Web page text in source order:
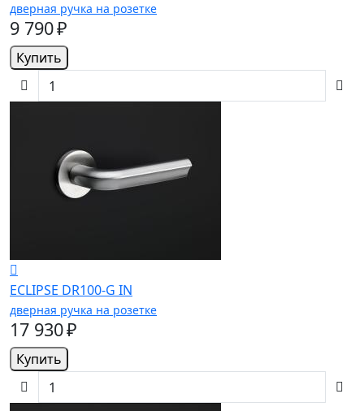
дверная ручка на розетке
9 790 ₽
Купить
ECLIPSE DR100-G IN
дверная ручка на розетке
17 930 ₽
Купить